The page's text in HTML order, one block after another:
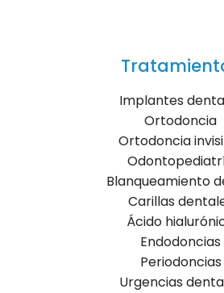
Implantes
Ortodoncia
Ortodoncia
Blanqueamiento
Carillas
Ácido
Endodoncias
Periodoncias
Urgencias